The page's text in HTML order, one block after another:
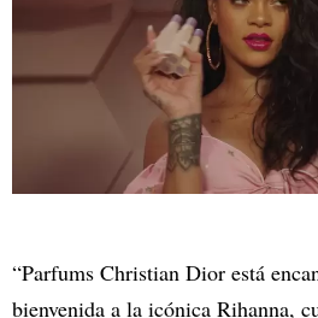
“Parfums Christian Dior está
bienvenida a la icónica Rihanna,